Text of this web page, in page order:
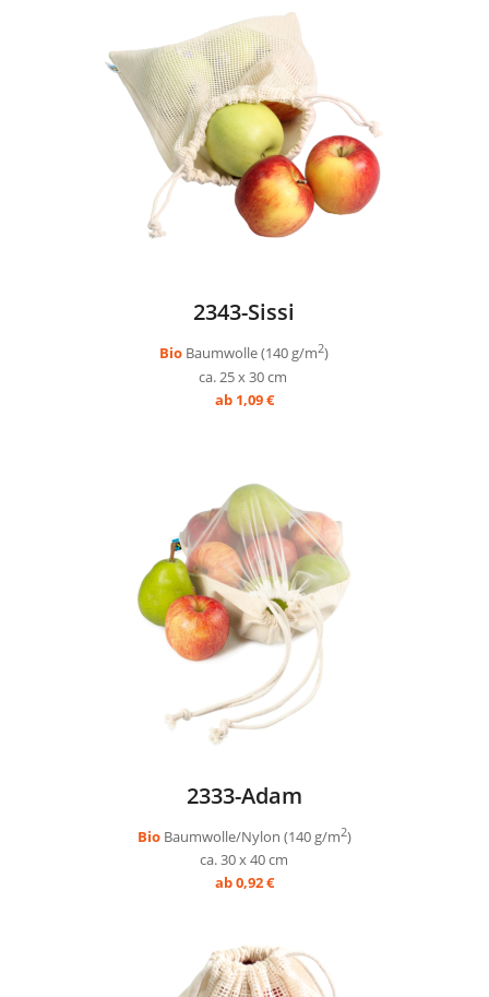
2343-Sissi
Bio Baumwolle (140 g/m2)
ca. 25 x 30 cm
ab 1,09 €
2333-Adam
Bio Baumwolle/Nylon (140 g/m2)
ca. 30 x 40 cm
ab 0,92 €